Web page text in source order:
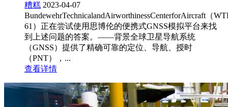
糟糕 2023-04-07
BundewehrTechnicalandAirworthinessCenterforAircraft（
61）正在尝试使用思博伦的便携式GNSS模拟平台来找
到上述问题的答案。——背景全球卫星导航系统
（GNSS）提供了精确可靠的定位、导航、授时
（PNT），...
查看详情